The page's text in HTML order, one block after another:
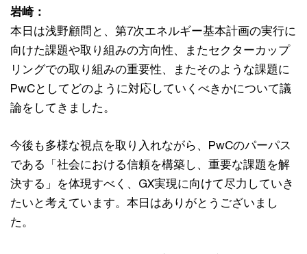
岩崎：
本日は浅野顧問と、第7次エネルギー基本計画の実行に
向けた課題や取り組みの方向性、またセクターカップ
リングでの取り組みの重要性、またそのような課題に
PwCとしてどのように対応していくべきかについて議
論をしてきました。
今後も多様な視点を取り入れながら、PwCのパーパス
である「社会における信頼を構築し、重要な課題を解
決する」を体現すべく、GX実現に向けて尽力していき
たいと考えています。本日はありがとうございまし
た。